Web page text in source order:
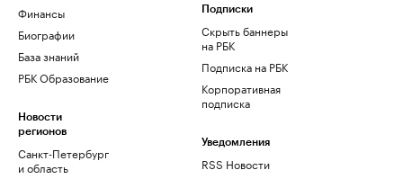
Финансы
Биографии
База знаний
РБК Образование
Новости
регионов
Санкт-Петербург
и область
Подписки
Скрыть баннеры
на РБК
Подписка на РБК
Корпоративная
подписка
Уведомления
RSS Новости